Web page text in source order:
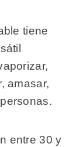
tiene
amasar,
entre 30 y